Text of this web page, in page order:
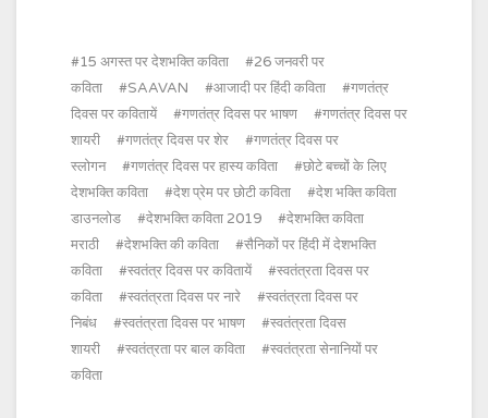
15 अगस्त पर देशभक्ति कविता
26 जनवरी पर
कविता
SAAVAN आजादी पर हिंदी कविता
गणतंत्र
दिवस पर कवितायें
गणतंत्र दिवस पर भाषण
गणतंत्र दिवस पर
शायरी
गणतंत्र दिवस पर शेर
गणतंत्र दिवस पर
स्लोगन
गणतंत्र दिवस पर हास्य कविता
छोटे बच्चों के लिए
देशभक्ति कविता
देश प्रेम पर छोटी कविता
देश भक्ति कविता
डाउनलोड
देशभक्ति कविता 2019
देशभक्ति कविता
मराठी
देशभक्ति की कविता
सैनिकों पर हिंदी में देशभक्ति
कविता
स्वतंत्र दिवस पर कवितायें
स्वतंत्रता दिवस पर
कविता
स्वतंत्रता दिवस पर नारे
स्वतंत्रता दिवस पर
निबंध
स्वतंत्रता दिवस पर भाषण
स्वतंत्रता दिवस
शायरी
स्वतंत्रता पर बाल कविता
स्वतंत्रता सेनानियों पर
कविता